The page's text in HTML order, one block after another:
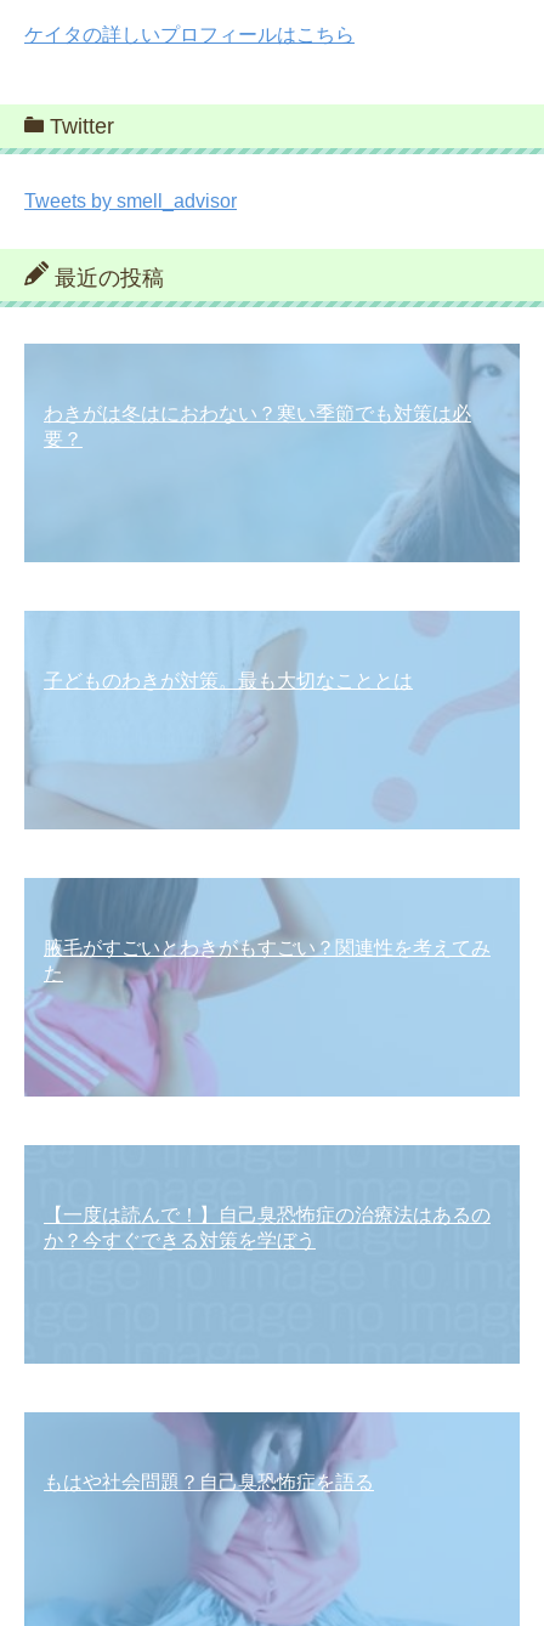
ケイタの詳しいプロフィールはこちら
Twitter
Tweets by smell_advisor
最近の投稿
わきがは冬はにおわない？寒い季節でも対策は必
要？
子どものわきが対策。最も大切なこととは
腋毛がすごいとわきがもすごい？関連性を考えてみ
た
【一度は読んで！】自己臭恐怖症の治療法はあるの
か？今すぐできる対策を学ぼう
もはや社会問題？自己臭恐怖症を語る